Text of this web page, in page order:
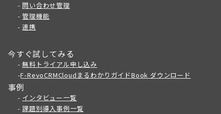
-問い合わせ管理
-管理機能
-連携
今すぐ試してみる
-無料トライアル申し込み
-F-RevoCRMCloudまるわかりガイドBook ダウンロード
事例
- インタビュー一覧
-課題別導入事例一覧